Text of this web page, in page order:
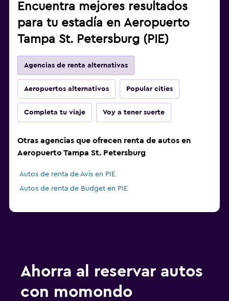
Encuentra mejores resultados
para tu estadía en Aeropuerto
Tampa St. Petersburg (PIE)
Agencias de renta alternativas
Aeropuertos alternativos Popular cities
Completa tu viaje Voy a tener suerte
Otras agencias que ofrecen renta de autos en
Aeropuerto Tampa St. Petersburg
Autos de renta de Avis en PIE
Autos de renta de Budget en PIE
Ahorra al reservar autos
con momondo